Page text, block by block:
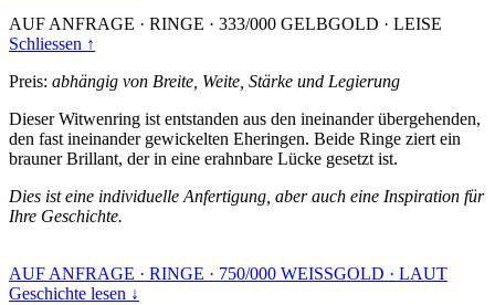
AUF ANFRAGE · RINGE · 333/000 GELBGOLD · LEISE
Schliessen ↑
Preis: abhängig von Breite, Weite, Stärke und Legierung
Dieser Witwenring ist entstanden aus den ineinander übergehenden,
den fast ineinander gewickelten Eheringen. Beide Ringe ziert ein
brauner Brillant, der in eine erahnbare Lücke gesetzt ist.
Dies ist eine individuelle Anfertigung, aber auch eine Inspiration für
Ihre Geschichte.
AUF ANFRAGE · RINGE · 750/000 WEISSGOLD · LAUT
Geschichte lesen ↓